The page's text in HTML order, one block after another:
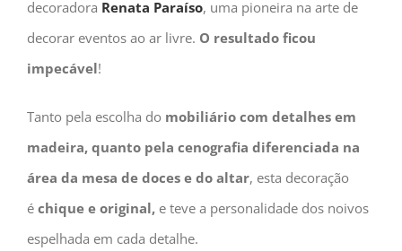
decoradora Renata Paraíso, uma pioneira na arte de
decorar eventos ao ar livre. O resultado ficou
impecável!
Tanto pela escolha do mobiliário com detalhes em
madeira, quanto pela cenografia diferenciada na
área da mesa de doces e do altar, esta decoração
é chique e original, e teve a personalidade dos noivos
espelhada em cada detalhe.